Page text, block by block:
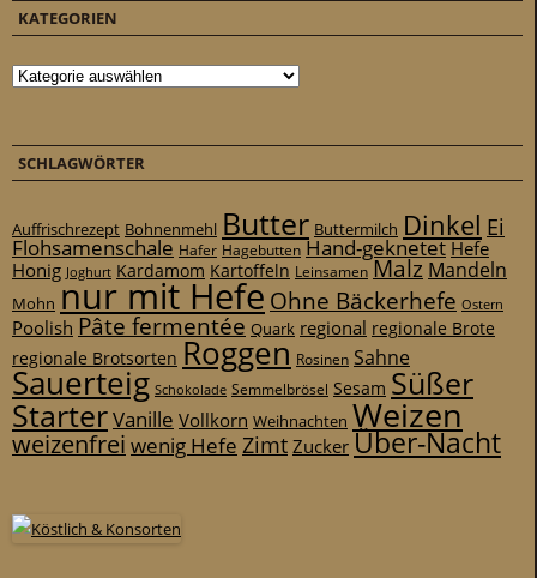
KATEGORIEN
Kategorien
SCHLAGWÖRTER
Auffrischrezept Bohnenmehl Butter Buttermilch Dinkel Ei
Flohsamenschale Hafer Hagebutten Hand-geknetet Hefe
Honig Joghurt Kardamom Kartoffeln Leinsamen Malz Mandeln
Mohn nur mit Hefe Ohne Bäckerhefe Ostern
Poolish Pâte fermentée Quark regional regionale Brote
regionale Brotsorten Roggen Rosinen Sahne
Sauerteig Schokolade Semmelbrösel Sesam Süßer
StarterVanille Vollkorn Weihnachten Weizen
weizenfrei wenig Hefe ZimtZuckerÜber-Nacht